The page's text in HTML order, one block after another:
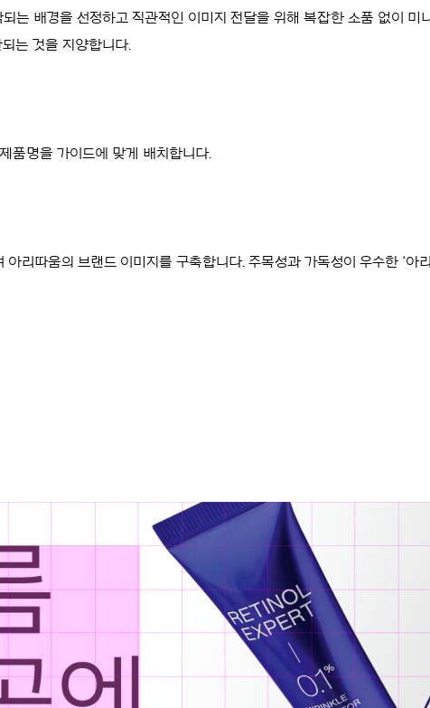
되는 배경을 선정하고 직관적인 이미지 전달을 위해 복잡한 소품 없이
는 것을 지양합니다.
품명을 가이드에 맞게 배치합니다.
리따움의 브랜드 이미지를 구축합니다. 주목성과 가독성이 우수한 ‘아